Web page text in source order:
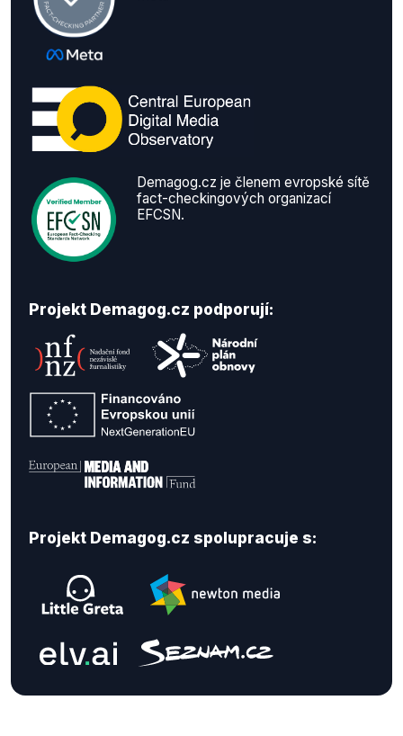
Demagog.cz je členem evropské sítě
fact-checkingových organizací
EFCSN.
Projekt Demagog.cz podporují:
Projekt Demagog.cz spolupracuje s: